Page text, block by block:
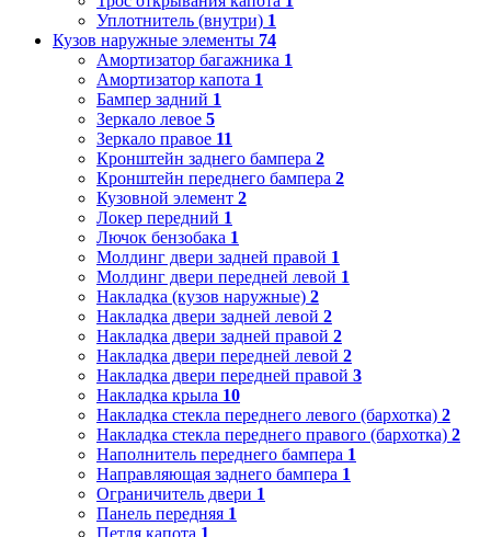
Уплотнитель (внутри) 1
Кузов наружные элементы 74
Амортизатор багажника 1
Амортизатор капота 1
Бампер задний 1
Зеркало левое 5
Зеркало правое 11
Кронштейн заднего бампера 2
Кронштейн переднего бампера 2
Кузовной элемент 2
Локер передний 1
Лючок бензобака 1
Молдинг двери задней правой 1
Молдинг двери передней левой 1
Накладка (кузов наружные) 2
Накладка двери задней левой 2
Накладка двери задней правой 2
Накладка двери передней левой 2
Накладка двери передней правой 3
Накладка крыла 10
Накладка стекла переднего левого (бархотка) 2
Накладка стекла переднего правого (бархотка) 2
Наполнитель переднего бампера 1
Направляющая заднего бампера 1
Ограничитель двери 1
Панель передняя 1
Петля капота 1